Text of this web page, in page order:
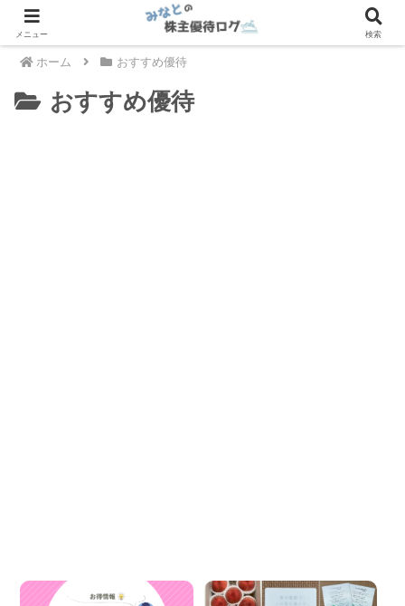
ホーム おすすめ優待
おすすめ優待
メニュー 検索